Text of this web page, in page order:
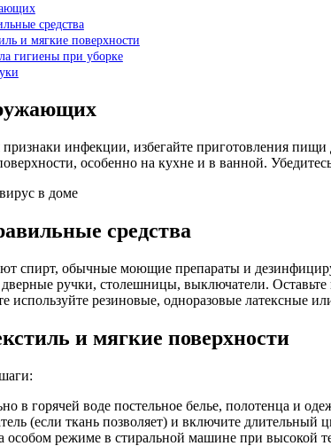
средства
и мягкие поверхности
гигиены при уборке
инфекции, избегайте приготовления
особенно на кухне и в ванной.
средства
спирт, обычные моющие препараты и
дверные ручки, столешницы, выключатели.
используйте резиновые, одноразовые латексные
и мягкие поверхности
в горячей воде постельное белье, полотенца и
(если ткань позволяет) и включите длительный
режиме в стиральной машине при высокой